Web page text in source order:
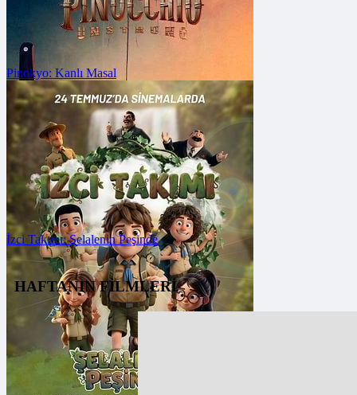
FRAGMANA GİT
Vizyon Tarihi: 31 Temmuz 2026
FRAGMANA GİT
Vizyon Tarihi: 24 Temmuz 2026
Pinokyo: Kanlı Masal
İzci Takımı: Şelalenin Peşinde
HAFTANIN FİLMLERİ